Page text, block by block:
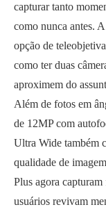
capturar tanto
como nunca antes.
opção de
como ter duas
aproximem do
Além de fotos em
de 12MP com
Ultra Wide também
qualidade de
Plus agora
usuários revivam